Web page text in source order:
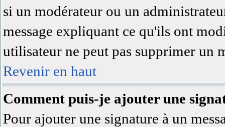
si un modérateur ou un
message expliquant ce qu'ils ont
utilisateur ne peut pas supprimer un
Revenir en haut
Comment puis-je ajouter une
Pour ajouter une signature à un